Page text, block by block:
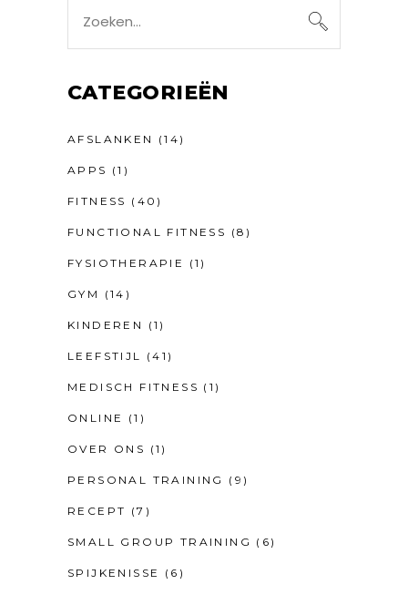
for:
CATEGORIEËN
AFSLANKEN (14)
APPS (1)
FITNESS (40)
FUNCTIONAL FITNESS (8)
FYSIOTHERAPIE (1)
GYM (14)
KINDEREN (1)
LEEFSTIJL (41)
MEDISCH FITNESS (1)
ONLINE (1)
OVER ONS (1)
PERSONAL TRAINING (9)
RECEPT (7)
SMALL GROUP TRAINING (6)
SPIJKENISSE (6)